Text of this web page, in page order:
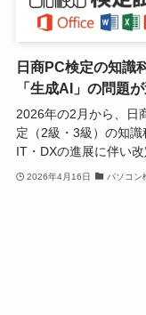
日商PC検定の知識
「生成AI」の問題
2026年の2月から、日
定（2級・3級）の知識
IT・DXの進展に伴い
2026年4月16日 パソコン